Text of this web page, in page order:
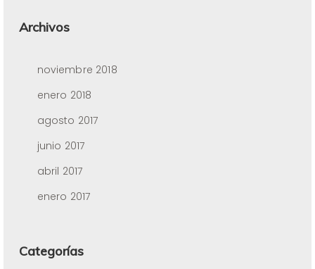
Archivos
noviembre 2018
enero 2018
agosto 2017
junio 2017
abril 2017
enero 2017
Categorías